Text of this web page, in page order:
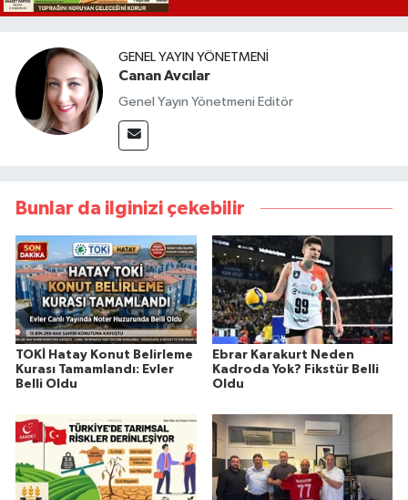
GENEL YAYIN YÖNETMENI
Canan Avcılar
Genel Yayın Yönetmeni Editör
Bunlar da ilginizi çekebilir
TOKİ Hatay Konut Belirleme
Kurası Tamamlandı: Evler
Belli Oldu
Ebrar Karakurt Neden
Kadroda Yok? Fikstür Belli
Oldu